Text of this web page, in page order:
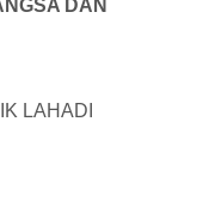
DAN
LAHADI